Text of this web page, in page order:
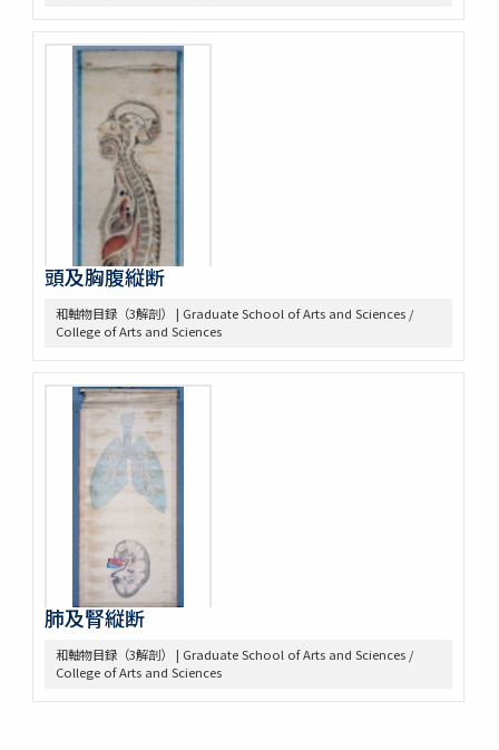
頭及胸腹縦断
和軸物目録（3解剖） | Graduate School of Arts and Sciences /
College of Arts and Sciences
肺及腎縦断
和軸物目録（3解剖） | Graduate School of Arts and Sciences /
College of Arts and Sciences